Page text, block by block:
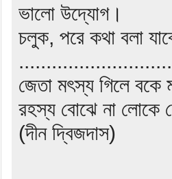
ভালো উদ্যোগ।
চলুক, পরে কথা বলা
জেতা মৎস্য গিলে বকে
রহস্য বোঝে না লোকে
(দীন দ্বিজদাস)